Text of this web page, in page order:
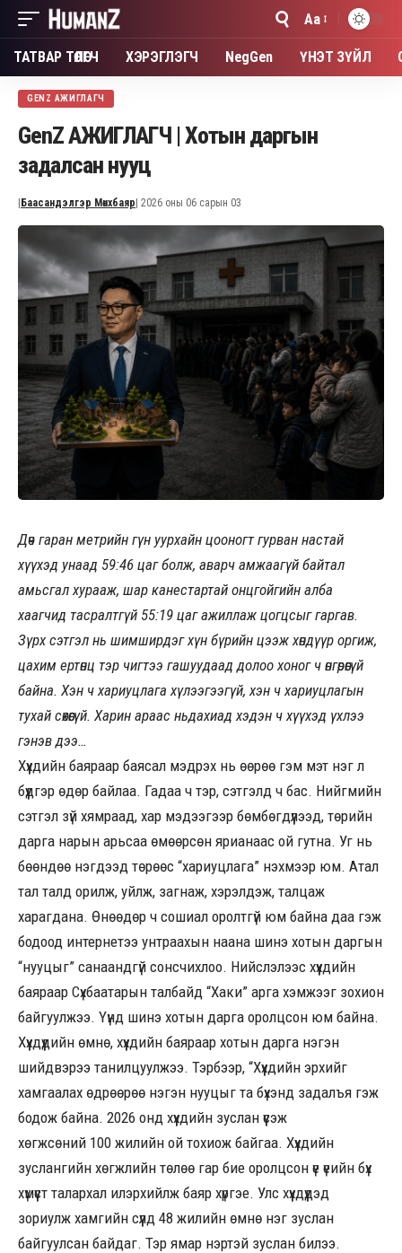
Font
Resizer
Aa
ТАТВАР ТӨЛӨГЧ ХЭРЭГЛЭГЧ NegGen ҮНЭТ ЗҮЙЛ
GENZ АЖИГЛАГЧ
GenZ АЖИГЛАГЧ | Хотын даргын
задалсан нууц
Баасандэлгэр Мөнхбаяр | 2026 оны 06 сарын 03
Дөч гаран метрийн гүн уурхайн цооногт гурван настай
хүүхэд унаад 59:46 цаг болж, аварч амжаагүй байтал
амьсгал хурааж, шар канестартай онцгойгийн алба
хаагчид тасралтгүй 55:19 цаг ажиллаж цогцсыг гаргав.
Зүрх сэтгэл нь шимширдэг хүн бүрийн цээж хөндүүр оргиж,
цахим ертөнц тэр чигтээ гашуудаад долоо хоног ч өнгөрөөгүй
байна. Хэн ч хариуцлага хүлээгээгүй, хэн ч хариуцлагын
тухай сөхөөгүй. Харин араас ньдахиад хэдэн ч хүүхэд үхлээ
гэнэв дээ…
Хүүхдийн баяраар баясал мэдрэх нь өөрөө гэм мэт нэг л
бүүдгэр өдөр байлаа. Гадаа ч тэр, сэтгэлд ч бас. Нийгмийн
сэтгэл зүй хямраад, хар мэдээгээр бөмбөгдүүлээд, төрийн
дарга нарын арьсаа өмөөрсөн ярианаас ой гутна. Уг нь
бөөндөө нэгдээд төрөөс “хариуцлага” нэхмээр юм. Атал
тал талд орилж, уйлж, загнаж, хэрэлдэж, талцаж
харагдана. Өнөөдөр ч сошиал оролтгүй юм байна даа гэж
бодоод интернетээ унтраахын наана шинэ хотын даргын
“нууцыг” санаандгүй сонсчихлоо. Нийслэлээс хүүхдийн
баяраар Сүхбаатарын талбайд “Хаки” арга хэмжээг зохион
байгуулжээ. Үүнд шинэ хотын дарга оролцсон юм байна.
Хүүхдүүдийн өмнө, хүүхдийн баяраар хотын дарга нэгэн
шийдвэрээ танилцуулжээ. Тэрбээр, “Хүүхдийн эрхийг
хамгаалах өдрөөрөө нэгэн нууцыг та бүхэнд задалъя гэж
бодож байна. 2026 онд хүүхдийн зуслан үүсэж
хөгжсөний 100 жилийн ой тохиож байгаа. Хүүхдийн
зуслангийн хөгжлийн төлөө гар бие оролцсон үе үеийн бүх
хүмүүст талархал илэрхийлж баяр хүргэе. Улс хүүхдүүдэд
зориулж хамгийн сүүлд 48 жилийн өмнө нэг зуслан
байгуулсан байдаг. Тэр ямар нэртэй зуслан билээ.